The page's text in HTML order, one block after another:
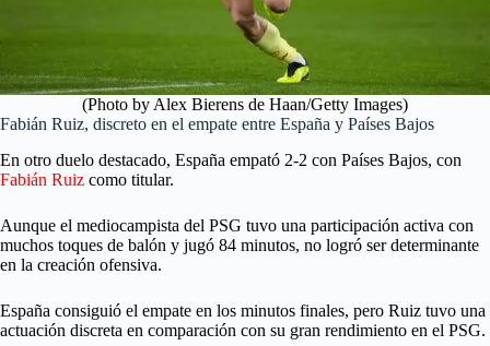
(Photo by Alex Bierens de Haan/Getty Images)
Fabián Ruiz, discreto en el empate entre España y Países Bajos
En otro duelo destacado, España empató 2-2 con Países Bajos, con
Fabián Ruiz como titular.
Aunque el mediocampista del PSG tuvo una participación activa con
muchos toques de balón y jugó 84 minutos, no logró ser determinante
en la creación ofensiva.
España consiguió el empate en los minutos finales, pero Ruiz tuvo una
actuación discreta en comparación con su gran rendimiento en el PSG.